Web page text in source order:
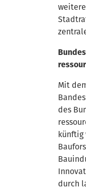
Mit
des
künftig
durch